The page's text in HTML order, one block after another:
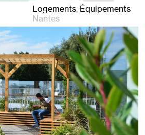
Logements Équipements
Nantes